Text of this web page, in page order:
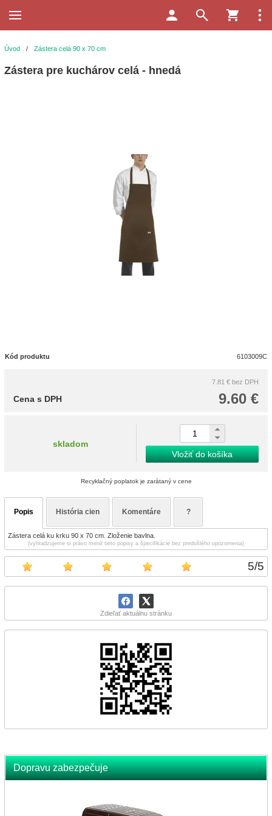
5/5
Zdieľať aktuálnu stránku
Dopravu zabezpečuje
Úvod / Zástera celá 90 x 70 cm
Zástera pre kuchárov celá - hnedá
Kód produktu 6103009C
7.81 € bez DPH
9.60 €
Cena s DPH
skladom
Vložiť do košíka
Recyklačný poplatok je zarátaný v cene
Popis História cien Komentáre ?
Zástera celá ku krku 90 x 70 cm. Zloženie bavlna.
(vyhradzujeme si právo meniť tieto popisy a špecifikácie bez predošlého upozornenia)